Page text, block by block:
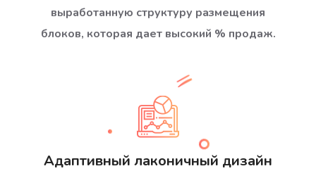
выработанную структуру размещения
блоков, которая дает высокий % продаж.
Адаптивный лаконичный дизайн